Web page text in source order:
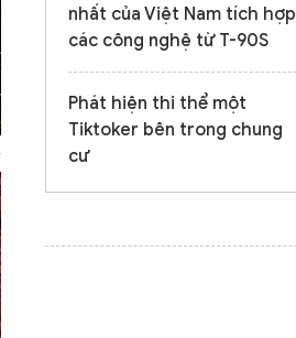
nhất của Việt Nam tích hợp
các công nghệ từ T-90S
Phát hiện thi thể một
Tiktoker bên trong chung
cư